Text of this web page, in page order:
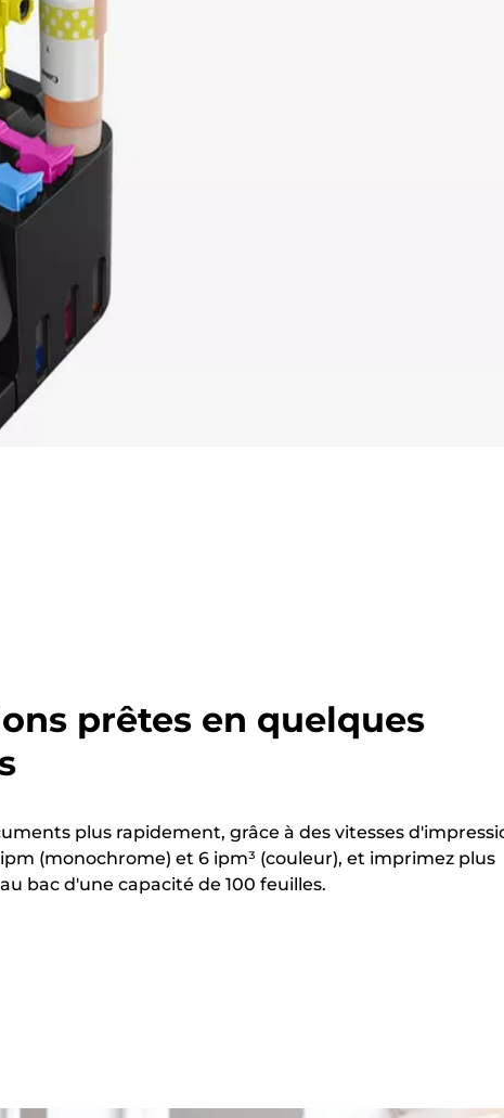
prêtes en quelques
plus rapidement, grâce à des vitesses
ipm (monochrome) et 6 ipm³ (couleur), et imprimez plus
bac d'une capacité de 100 feuilles.